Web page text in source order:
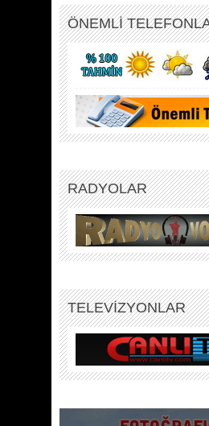
ÖNEMLİ
RADYOLAR
TELEVİZYONLAR